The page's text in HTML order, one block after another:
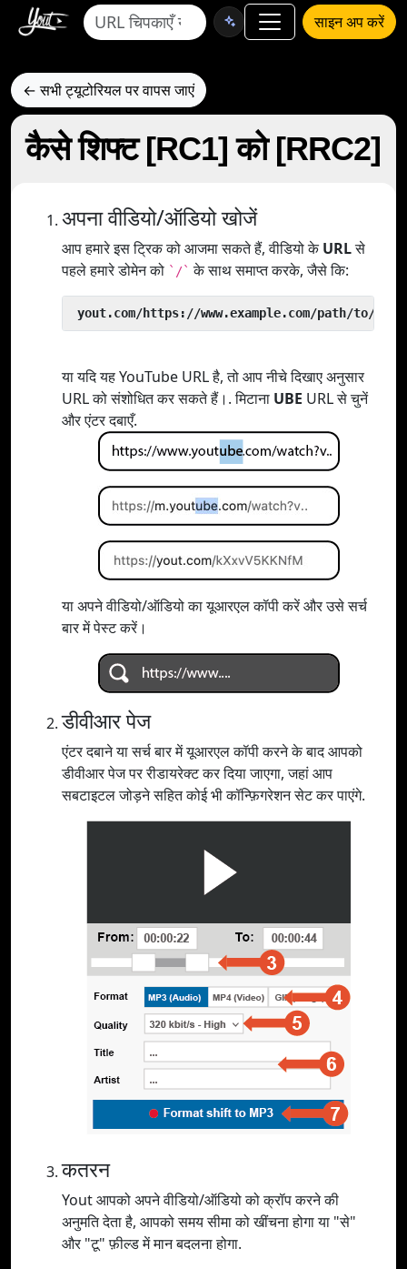
साइन अप करें
← सभी ट्यूटोरियल पर वापस जाएं
कैसे शिफ्ट [RC1] को [RRC2]
अपना वीडियो/ऑडियो खोजें
आप हमारे इस ट्रिक को आजमा सकते हैं, वीडियो केURLसे
पहले हमारे डोमेन को `/` के साथ समाप्त करके, जैसे कि:
yout.com/https://www.example.com/path/to/
या यदि यह YouTube URL है, तो आप नीचे दिखाए अनुसार
URL को संशोधित कर सकते हैं।. मिटाना UBE URL से चुनें
और एंटर दबाएँ.
या अपने वीडियो/ऑडियो का यूआरएल कॉपी करें और उसे सर्च
बार में पेस्ट करें।
डीवीआर पेज
एंटर दबाने या सर्च बार में यूआरएल कॉपी करने के बाद आपको
डीवीआर पेज पर रीडायरेक्ट कर दिया जाएगा, जहां आप
सबटाइटल जोड़ने सहित कोई भी कॉन्फ़िगरेशन सेट कर पाएंगे.
कतरन
Yout आपको अपने वीडियो/ऑडियो को क्रॉप करने की
अनुमति देता है, आपको समय सीमा को खींचना होगा या "से"
और "टू" फ़ील्ड में मान बदलना होगा.